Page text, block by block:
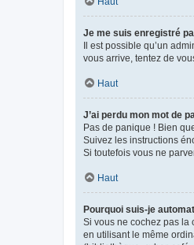
Je me suis enregistré
Il est possible qu’un
vous arrive, tentez de
Haut
J’ai perdu mon mot de
Pas de panique ! Bien
Suivez les instructions
Si toutefois vous ne
Haut
Pourquoi suis-je
Si vous ne cochez pas la
en utilisant le même